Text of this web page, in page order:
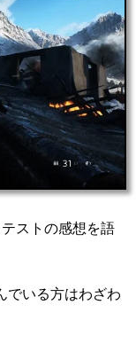
ストの感想を語
でいる方はわざわ